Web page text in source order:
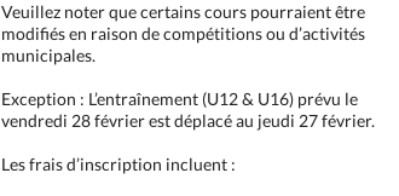
Veuillez noter que certains cours pourraient être
modifiés en raison de compétitions ou d’activités
municipales.
Exception : L’entraînement (U12 & U16) prévu le
vendredi 28 février est déplacé au jeudi 27 février.
Les frais d’inscription incluent :